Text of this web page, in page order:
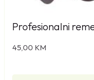
Profesionalni
45,00 KM